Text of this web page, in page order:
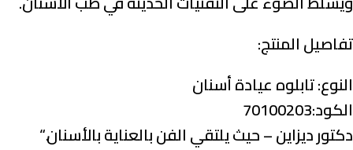
تفاصيل المنتج:
النوع:تابلوه عيادة أسنان
الكود:70100203
دكتور ديزاين – حيث يلتقي الفن بالعناية بالأسنان.“